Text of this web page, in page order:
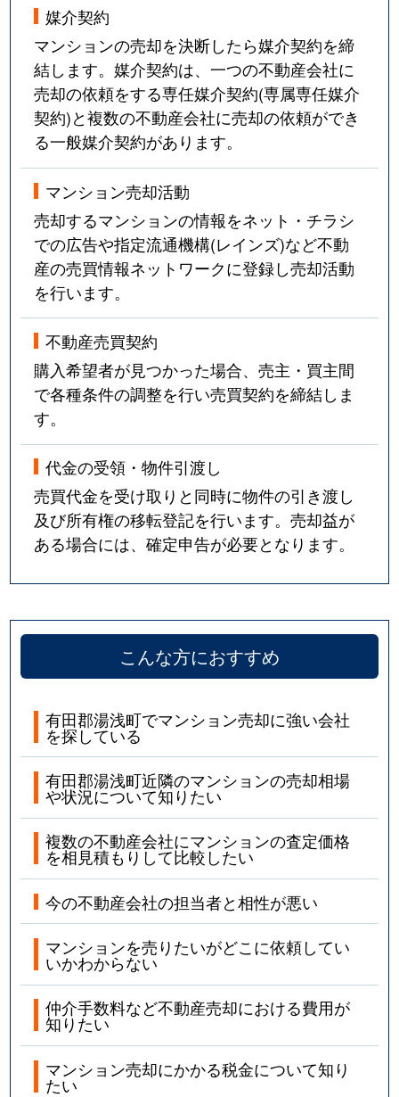
媒介契約
マンションの売却を決断したら媒介契約を締
結します。媒介契約は、一つの不動産会社に
売却の依頼をする専任媒介契約(専属専任媒介
契約)と複数の不動産会社に売却の依頼ができ
る一般媒介契約があります。
マンション売却活動
売却するマンションの情報をネット・チラシ
での広告や指定流通機構(レインズ)など不動
産の売買情報ネットワークに登録し売却活動
を行います。
不動産売買契約
購入希望者が見つかった場合、売主・買主間
で各種条件の調整を行い売買契約を締結しま
す。
代金の受領・物件引渡し
売買代金を受け取りと同時に物件の引き渡し
及び所有権の移転登記を行います。売却益が
ある場合には、確定申告が必要となります。
こんな方におすすめ
有田郡湯浅町でマンション売却に強い会社
を探している
有田郡湯浅町近隣のマンションの売却相場
や状況について知りたい
複数の不動産会社にマンションの査定価格
を相見積もりして比較したい
今の不動産会社の担当者と相性が悪い
マンションを売りたいがどこに依頼してい
いかわからない
仲介手数料など不動産売却における費用が
知りたい
マンション売却にかかる税金について知り
たい